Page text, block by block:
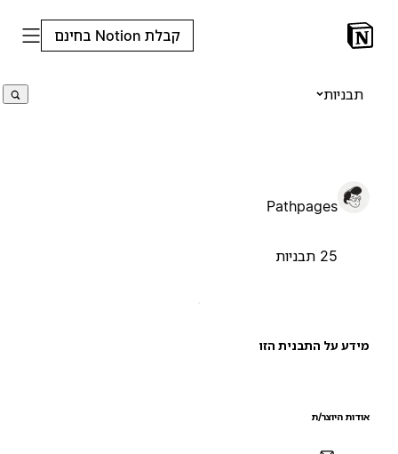
קבלת Notion בחינם
תבניות
Pathpages
על התבנית הזו
היוצר/ת